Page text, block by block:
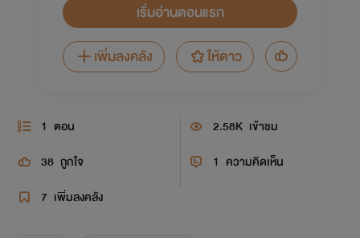
เริ่มอ่านตอนแรก
เพิ่มลงคลัง
ให้ดาว
1 ตอน 2.58K เข้าชม
38 ถูกใจ 1 ความคิดเห็น
7 เพิ่มลงคลัง